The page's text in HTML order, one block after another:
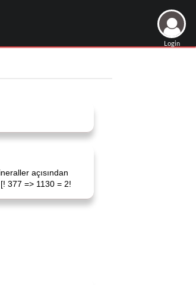
Login
açısından
377 => 1130 = 2!